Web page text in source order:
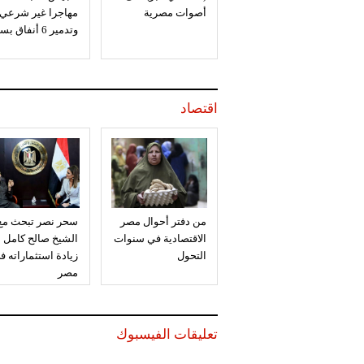
أصوات مصرية
مهاجرا غير شرعي
وتدمير 6 أنفاق بسيناء
اقتصاد
من دفتر أحوال مصر
الاقتصادية في سنوات
التحول
سحر نصر تبحث
الشيخ صالح كامل
زيادة استثماراته
مصر
تعليقات الفيسبوك